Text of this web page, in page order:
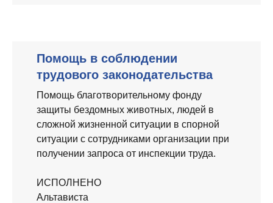
Помощь в соблюдении
трудового законодательства
Помощь благотворительному фонду
защиты бездомных животных, людей в
сложной жизненной ситуации в спорной
ситуации с сотрудниками организации при
получении запроса от инспекции труда.
ИСПОЛНЕНО
Альтависта